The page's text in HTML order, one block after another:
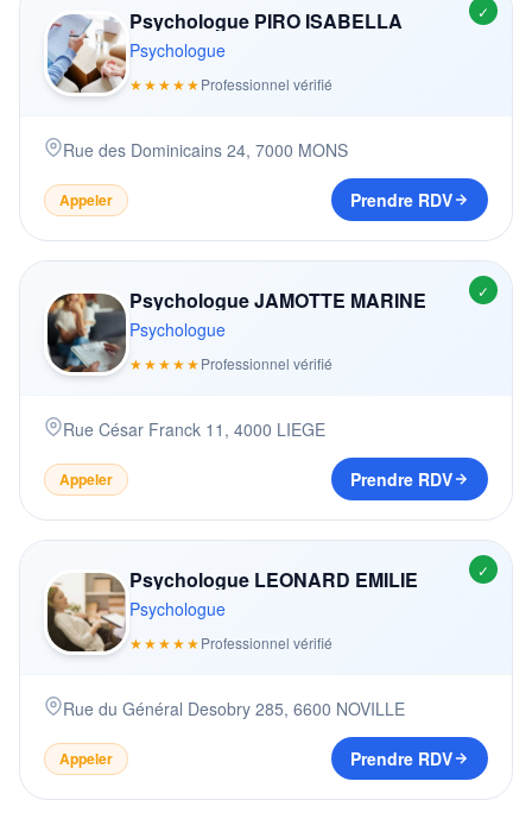
✓
Psychologue PIRO ISABELLA
Psychologue
★★★★★Professionnel vérifié
Rue des Dominicains 24, 7000 MONS
Appeler Prendre RDV
✓
Psychologue JAMOTTE MARINE
Psychologue
★★★★★Professionnel vérifié
Rue César Franck 11 , 4000 LIEGE
Appeler Prendre RDV
✓
Psychologue LEONARD EMILIE
Psychologue
★★★★★Professionnel vérifié
Rue du Général Desobry 285, 6600 NOVILLE
Appeler Prendre RDV